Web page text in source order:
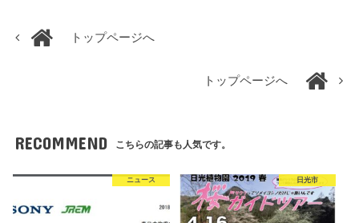
トップページへ
トップページへ
RECOMMEND こちらの記事も人気です。
ニュース 日光市